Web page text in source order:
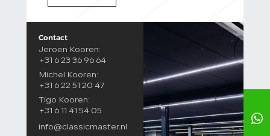
Contact
Jeroen Kooren:
+31 6 23 36 96 64
Michel Kooren:
+31 6 22 51 20 47
Tigo Kooren:
+31 6 11 41 54 05
info@classicmaster.nl